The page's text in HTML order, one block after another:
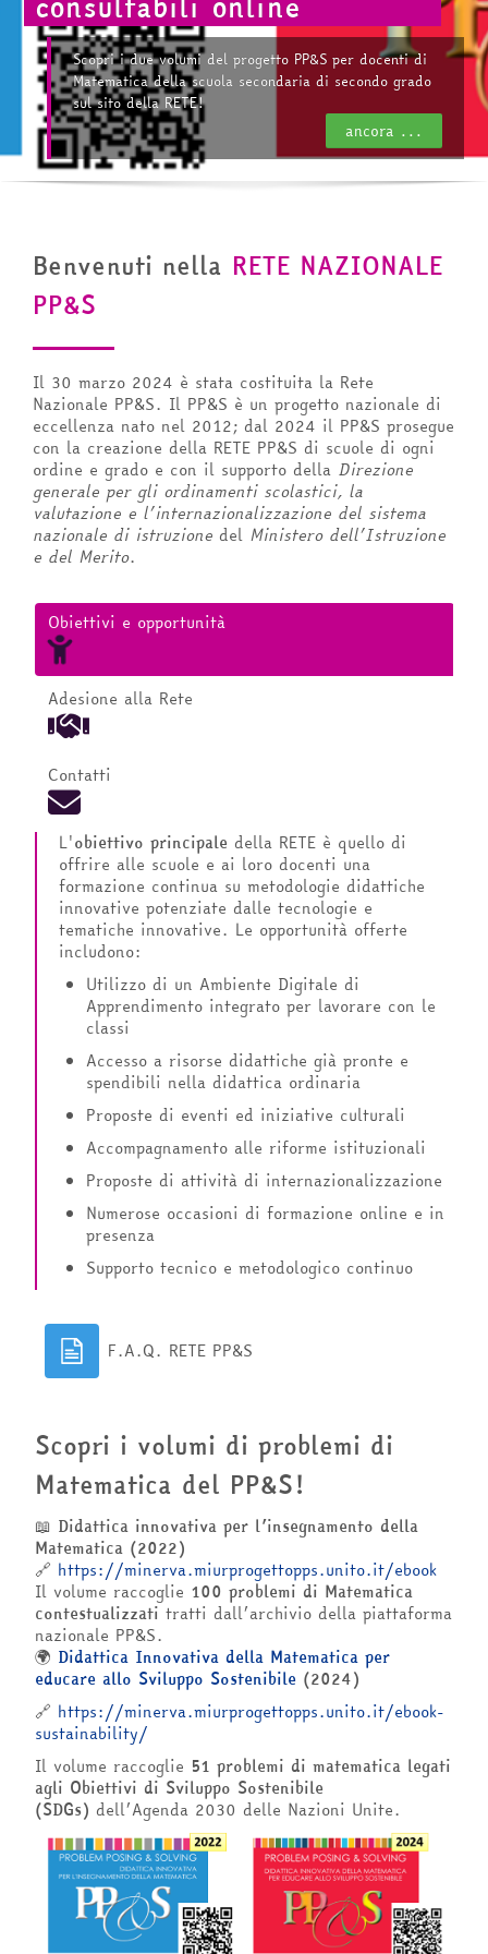
Scopri i due volumi del progetto PP&S per docenti di
Matematica della scuola secondaria di secondo grado
sul sito della RETE!
ancora ...
Benvenuti nella RETE NAZIONALE
PP&S
Il 30 marzo 2024 è stata costituita la Rete
Nazionale PP&S. Il PP&S è un progetto nazionale di
eccellenza nato nel 2012; dal 2024 il PP&S prosegue
con la creazione della RETE PP&S di scuole di ogni
ordine e grado e con il supporto della Direzione
generale per gli ordinamenti scolastici, la
valutazione e l’internazionalizzazione del sistema
nazionale di istruzione del Ministero dell’Istruzione
e del Merito.
Obiettivi e opportunità
Adesione alla Rete
Contatti
L'obiettivo principale della RETE è quello di
offrire alle scuole e ai loro docenti una
formazione continua su metodologie didattiche
innovative potenziate dalle tecnologie e
tematiche innovative. Le opportunità offerte
includono:
Utilizzo di un Ambiente Digitale di
Apprendimento integrato per lavorare con le
classi
Accesso a risorse didattiche già pronte e
spendibili nella didattica ordinaria
Proposte di eventi ed iniziative culturali
Accompagnamento alle riforme istituzionali
Proposte di attività di internazionalizzazione
Numerose occasioni di formazione online e in
presenza
Supporto tecnico e metodologico continuo
F.A.Q. RETE PP&S
Scopri i volumi di problemi di
Matematica del PP&S!
📖 Didattica innovativa per l’insegnamento della
Matematica (2022)
🔗 https://minerva.miurprogettopps.unito.it/ebook
Il volume raccoglie 100 problemi di Matematica
contestualizzati tratti dall’archivio della piattaforma
nazionale PP&S.
🌍 Didattica Innovativa della Matematica per
educare allo Sviluppo Sostenibile (2024)
🔗 https://minerva.miurprogettopps.unito.it/ebook-
sustainability/
Il volume raccoglie 51 problemi di matematica legati
agli Obiettivi di Sviluppo Sostenibile
(SDGs) dell’Agenda 2030 delle Nazioni Unite.